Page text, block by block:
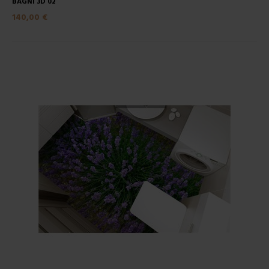
140,00 €